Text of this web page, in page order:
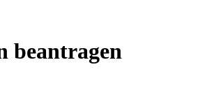
beantragen